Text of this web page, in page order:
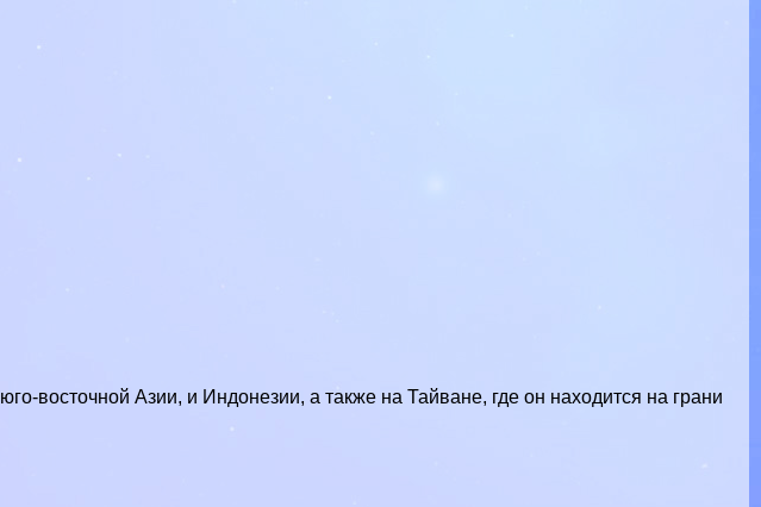
восточной Азии, и Индонезии, а также на Тайване, где он находится на грани